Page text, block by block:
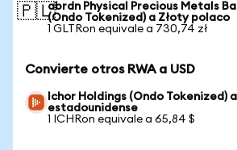
🇵🇱abrdn Physical Precious Metals
(Ondo Tokenized) a Złoty polaco
1 GLTRon equivale a 730,74 zł
Convierte otros RWA a USD
Ichor Holdings (Ondo Tokenized)
estadounidense
1 ICHRon equivale a 65,84 $